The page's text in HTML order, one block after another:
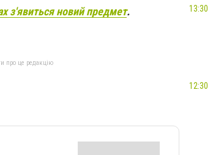
з'явиться новий предмет.
про це редакцію
13:30
12:30